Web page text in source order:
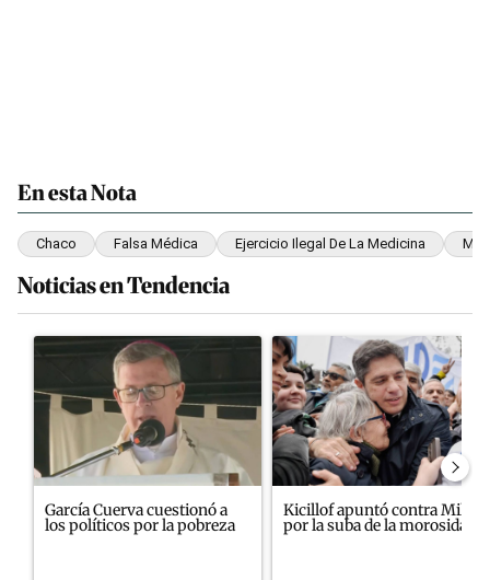
En esta Nota
Chaco Falsa Médica Ejercicio Ilegal De La Medicina
Noticias en Tendencia
Este listado muestra los artículos con más comentarios en los
Un artículo de tendencia con el título "García Cuerva cuestionó
García Cuerva cuestionó a
los políticos por la pobreza
Un artículo de tendencia con
Kicillof apuntó contra Milei
por la suba de la morosida...